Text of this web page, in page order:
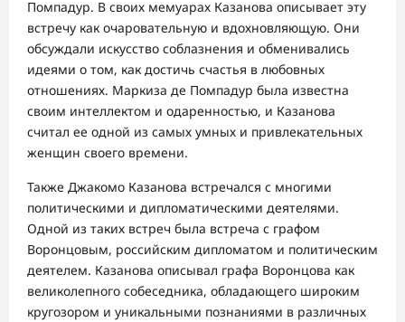
Помпадур. В своих мемуарах Казанова описывает эту
встречу как очаровательную и вдохновляющую. Они
обсуждали искусство соблазнения и обменивались
идеями о том, как достичь счастья в любовных
отношениях. Маркиза де Помпадур была известна
своим интеллектом и одаренностью, и Казанова
считал ее одной из самых умных и привлекательных
женщин своего времени.
Также Джакомо Казанова встречался с многими
политическими и дипломатическими деятелями.
Одной из таких встреч была встреча с графом
Воронцовым, российским дипломатом и политическим
деятелем. Казанова описывал графа Воронцова как
великолепного собеседника, обладающего широким
кругозором и уникальными познаниями в различных